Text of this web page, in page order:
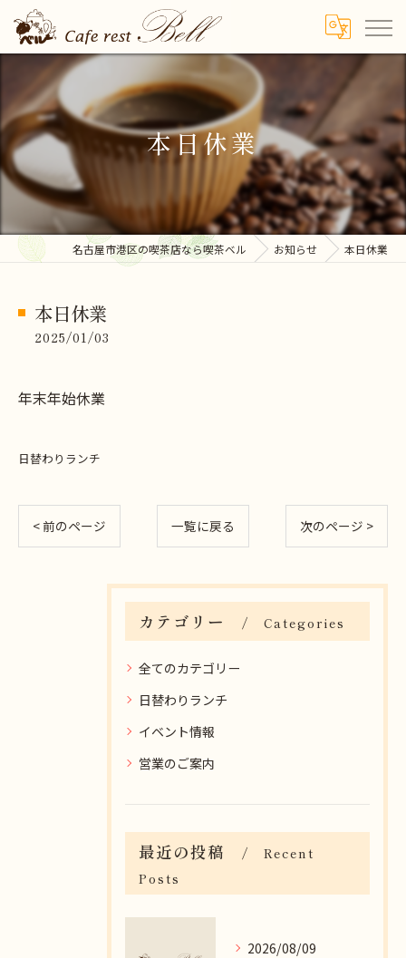
本日休業
名古屋市港区の喫茶店なら喫茶ベル お知らせ 本日休業
本日休業
2025/01/03
年末年始休業
日替わりランチ
< 前のページ 一覧に戻る 次のページ >
カテゴリー Categories
全てのカテゴリー
日替わりランチ
イベント情報
営業のご案内
最近の投稿
Recent
Posts
2026/08/09